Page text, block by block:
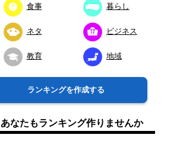
食事 暮らし
ネタ ビジネス
教育 地域
ランキングを作成する
あなたもランキング作りませんか